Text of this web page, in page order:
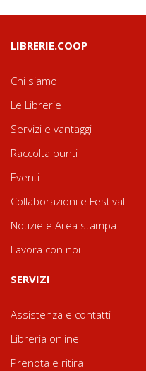
LIBRERIE.COOP
Chi siamo
Le Librerie
Servizi e vantaggi
Raccolta punti
Eventi
Collaborazioni e Festival
Notizie e Area stampa
Lavora con noi
SERVIZI
Assistenza e contatti
Libreria online
Prenota e ritira